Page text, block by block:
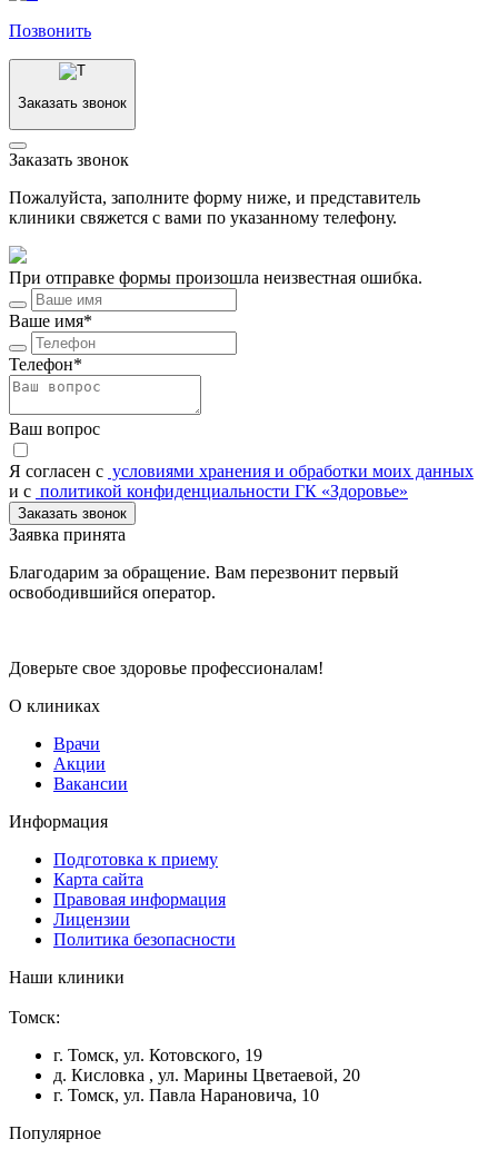
Позвонить
Заказать звонок
Заказать звонок
Пожалуйста, заполните форму ниже, и представитель
клиники свяжется с вами по указанному телефону.
При отправке формы произошла неизвестная ошибка.
Ваше имя*
Телефон*
Ваш вопрос
Я согласен c условиями хранения и обработки моих данных
и с политикой конфиденциальности ГК «Здоровье»
Заказать звонок
Заявка принята
Благодарим за обращение. Вам перезвонит первый
освободившийся оператор.
Доверьте свое здоровье профессионалам!
О клиниках
Врачи
Акции
Вакансии
Информация
Подготовка к приему
Карта сайта
Правовая информация
Лицензии
Политика безопасности
Наши клиники
Томск:
г. Томск, ул. Котовского, 19
д. Кисловка , ул. Марины Цветаевой, 20
г. Томск, ул. Павла Нарановича, 10
Популярное